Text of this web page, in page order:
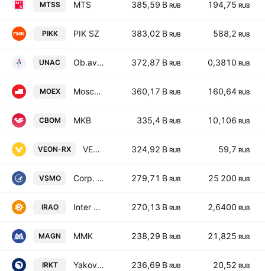
MTSS MTS 385,59 B RUB 194,75 RUB
PIKK PIK SZ 383,02 B RUB 588,2 RUB
UNAC Ob.aviastroitelnaya korp. 372,87 B RUB 0,3810 RUB
MOEX MoscowExchange 360,17 B RUB 160,64 RUB
CBOM MKB 335,4 B RUB 10,106 RUB
VEON-RX VEON Ltd. ORD SHS 324,92 B RUB 59,7 RUB
VSMO Corp. VSMPO-AVISMA 279,71 B RUB 25 200 RUB
IRAO Inter RAO 270,13 B RUB 2,6400 RUB
MAGN MMK 238,29 B RUB 21,825 RUB
IRKT Yakovlev-3 236,69 B RUB 20,52 RUB